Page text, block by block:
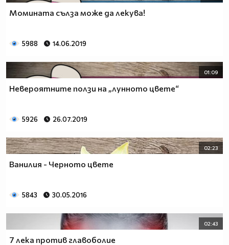
Момината сълза може да лекува!
5988 14.06.2019
01:09
Невероятните ползи на „лунното цвете“
5926 26.07.2019
02:23
Ванилия - Черното цвете
5843 30.05.2016
02:43
7 лека против главоболие